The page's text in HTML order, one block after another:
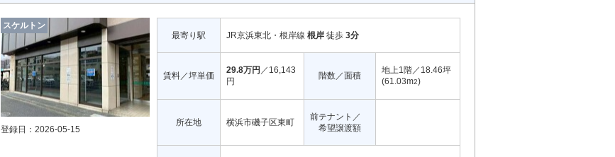
スケルトン
登録日：2026-05-15
最寄り駅 JR京浜東北・根岸線 根岸 徒歩 3分
賃料／坪単価
29.8万円 ／16,143
円
階数／面積
地上1階／18.46坪
(61.03m2)
所在地 横浜市磯子区東町
前テナント／
希望譲渡額